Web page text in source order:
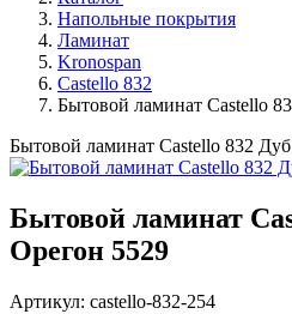
Напольные покрытия
Ламинат
Kronospan
Castello 832
Бытовой ламинат Castello
Бытовой ламинат Castello 832
Бытовой ламинат
Орегон 5529
Артикул: castello-832-254